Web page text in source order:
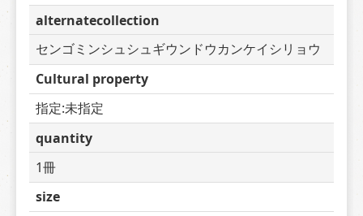
alternatecollection
センゴミンシュシュギウンドウカンケイシリョウ
Cultural property
指定:未指定
quantity
1冊
size